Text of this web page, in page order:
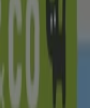
Boeken &
-